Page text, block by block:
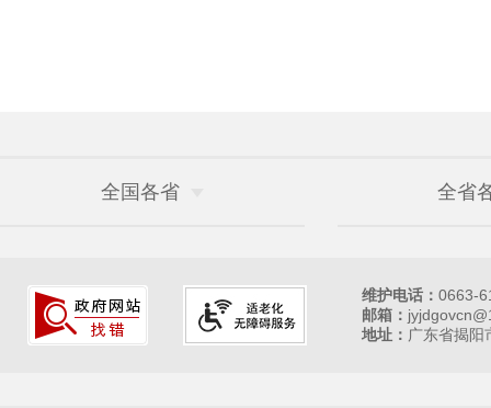
全国各省 全省
维护电话： 0663-
邮箱：
地址： 广东省揭阳